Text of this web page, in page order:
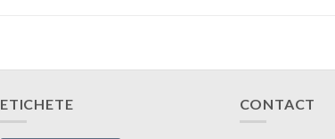
ETICHETE CONTACT